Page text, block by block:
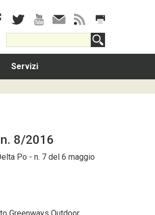
Servizi
8/2016
Po - n. 7 del 6 maggio